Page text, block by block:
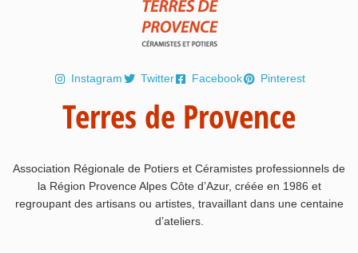
Instagram Twitter Facebook Pinterest
Terres de Provence
Association Régionale de Potiers et Céramistes professionnels de
la Région Provence Alpes Côte d’Azur, créée en 1986 et
regroupant des artisans ou artistes, travaillant dans une centaine
d’ateliers.